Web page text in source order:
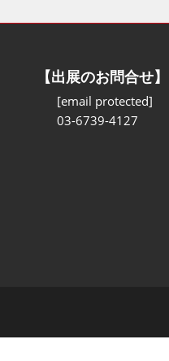
【出展のお問合せ】
[email protected]
03-6739-4127